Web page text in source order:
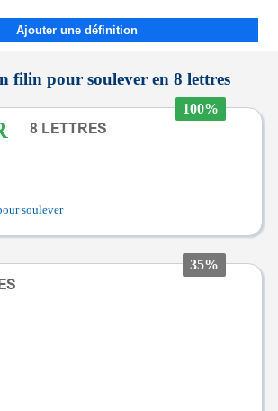
Ajouter une définition
filin pour soulever en 8 lettres
100%
soulever
35%